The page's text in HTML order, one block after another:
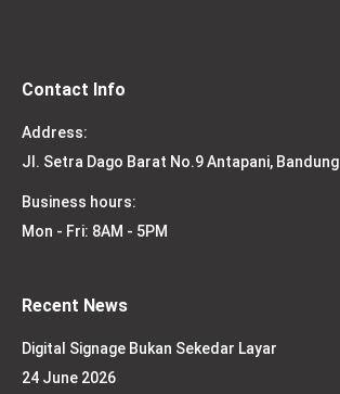
Contact Info
Address:
Jl. Setra Dago Barat No.9 Antapani, Bandung
Business hours:
Mon - Fri: 8AM - 5PM
Recent News
Digital Signage Bukan Sekedar Layar
24 June 2026